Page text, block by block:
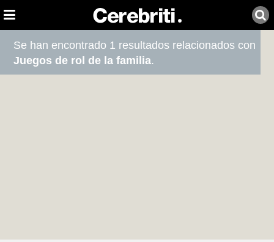
Se han encontrado 1 resultados relacionados con
Juegos de rol de la familia.